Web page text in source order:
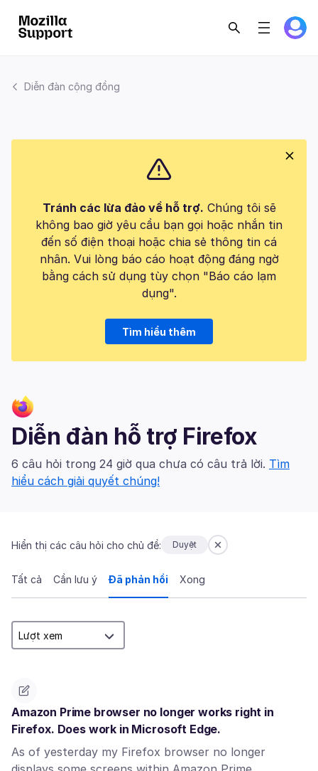
Diễn đàn cộng đồng
Tránh các lừa đảo về hỗ trợ. Chúng tôi sẽ
không bao giờ yêu cầu bạn gọi hoặc nhắn tin
đến số điện thoại hoặc chia sẻ thông tin cá
nhân. Vui lòng báo cáo hoạt động đáng ngờ
bằng cách sử dụng tùy chọn "Báo cáo lạm
dụng".
Tìm hiểu thêm
Diễn đàn hỗ trợ Firefox
6 câu hỏi trong 24 giờ qua chưa có câu trả lời. Tìm
hiểu cách giải quyết chúng!
Hiển thị các câu hỏi cho chủ đề: Duyệt
Tất cả Cần lưu ý Đã phản hồi Xong
Amazon Prime browser no longer works right in
Firefox. Does work in Microsoft Edge.
As of yesterday my Firefox browser no longer